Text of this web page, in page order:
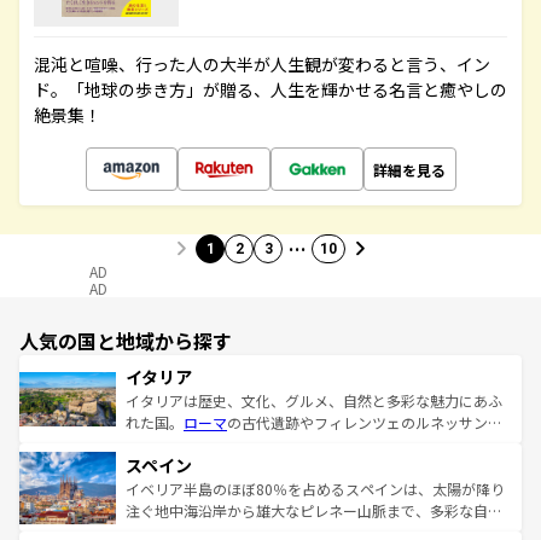
混沌と喧噪、行った人の大半が人生観が変わると言う、イン
ド。「地球の歩き方」が贈る、人生を輝かせる名言と癒やしの
絶景集！
詳細を見る
1 2 3 … 10
AD
AD
人気の国と地域から探す
イタリア
イタリアは歴史、文化、グルメ、自然と多彩な魅力にあふ
れた国。 ローマの古代遺跡やフィレンツェのルネッサンス
ろん、トスカーナの美しい田園風景やアマルフィ海岸の絶
景など、自然景観も見逃せない。観光の合間には、本場の
ピザやパスタなど、絶品のイタリア料理を堪能することも
スペイン
イベリア半島のほぼ80％を占めるスペインは、太陽が降り
注ぐ地中海沿岸から雄大なピレネー山脈まで、多彩な自然